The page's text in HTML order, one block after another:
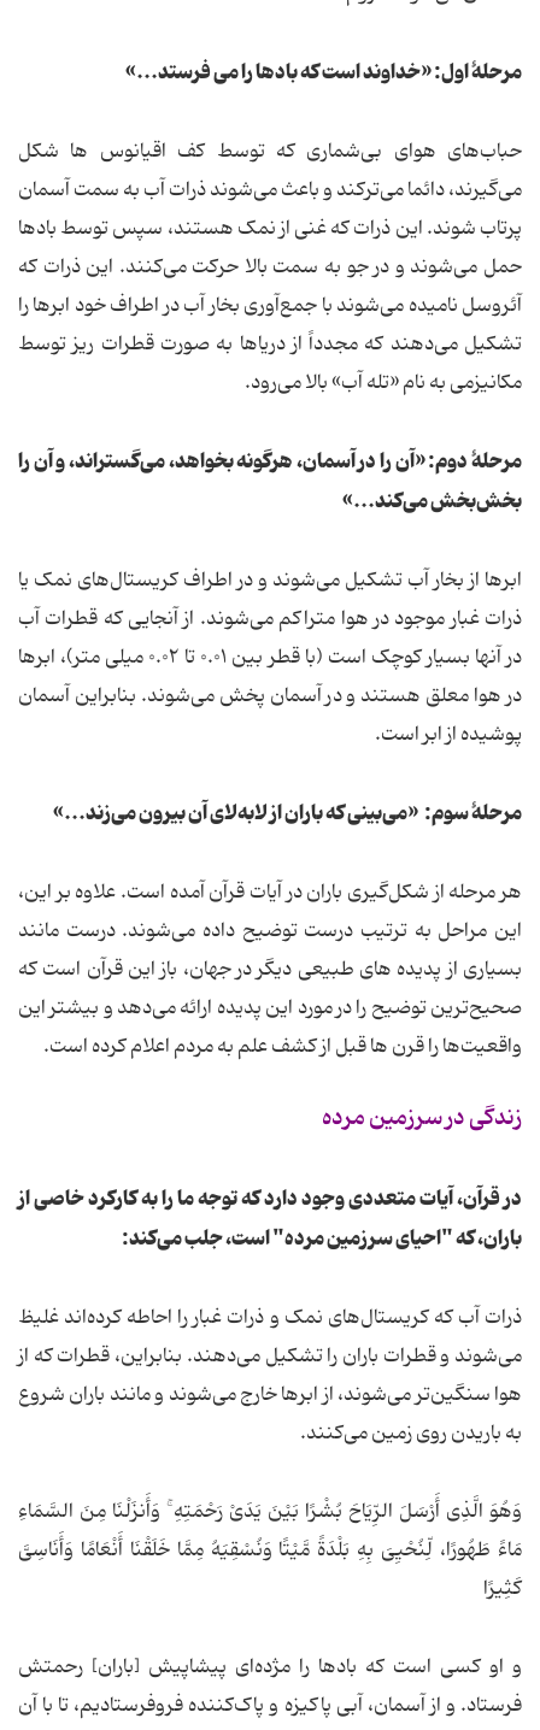
مرحلۀ اول: «خداوند است که بادها را می فرستد...»
حباب‌های هوای بی‌شماری که توسط کف اقیانوس ها شکل
می‌گیرند، دائما می‌ترکند و باعث می‌شوند ذرات آب به سمت آسمان
پرتاب شوند. این ذرات که غنی از نمک هستند، سپس توسط بادها
حمل می‌شوند و در جو به سمت بالا حرکت می‌کنند. این ذرات که
آئروسل نامیده می‌شوند با جمع‌آوری بخار آب در اطراف خود ابرها را
تشکیل می‌دهند که مجدداً از دریاها به صورت قطرات ریز توسط
مکانیزمی به نام «تله آب» بالا می‌رود.
مرحلۀ دوم: «آن را در آسمان، هرگونه بخواهد، می‌گستراند، و آن را
بخش‌بخش می‌کند...»
ابرها از بخار آب تشکیل می‌شوند و در اطراف کریستال‌های نمک یا
ذرات غبار موجود در هوا متراکم می‌شوند. از آنجایی که قطرات آب
در آنها بسیار کوچک است (با قطر بین ۰.۰۱ تا ۰.۰۲ میلی متر)، ابرها
در هوا معلق هستند و در آسمان پخش می‌شوند. بنابراین آسمان
پوشیده از ابر است.
مرحلۀ سوم: «می‌بینی که باران از لابه‌لای آن بیرون می‌زند...»
هر مرحله از شکل‌گیری باران در آیات قرآن آمده است. علاوه بر این،
این مراحل به ترتیب درست توضیح داده می‌شوند. درست مانند
بسیاری از پدیده های طبیعی دیگر در جهان، باز این قرآن است که
صحیح‌ترین توضیح را در مورد این پدیده ارائه می‌دهد و بیشتر این
واقعیت‌ها را قرن ها قبل از کشف علم به مردم اعلام کرده است.
زندگی در سرزمین مرده
در قرآن، آیات متعددی وجود دارد که توجه ما را به کارکرد خاصی از
باران، که "احیای سرزمین مرده" است، جلب می‌کند:
ذرات آب که کریستال‌های نمک و ذرات غبار را احاطه کرده‌اند غلیظ
می‌شوند و قطرات باران را تشکیل می‌دهند. بنابراین، قطرات که از
هوا سنگین‌تر می‌شوند، از ابرها خارج می‌شوند و مانند باران شروع
به باریدن روی زمین می‌کنند.
وَهُوَ الَّذِی أَرْسَلَ الرِّیَاحَ بُشْرًا بَیْنَ یَدَیْ رَحْمَتِهِ ۚ وَأَنزَلْنَا مِنَ السَّمَاءِ
مَاءً طَهُورًا، لِّنُحْیِیَ بِهِ بَلْدَةً مَّیْتًا وَنُسْقِیَهُ مِمَّا خَلَقْنَا أَنْعَامًا وَأَنَاسِیَّ
کَثِیرًا
و او کسی است که بادها را مژده‌ای پیشاپیش [باران] رحمتش
فرستاد. و از آسمان، آبی پاکیزه و پاک‌کننده فروفرستادیم، تا با آن